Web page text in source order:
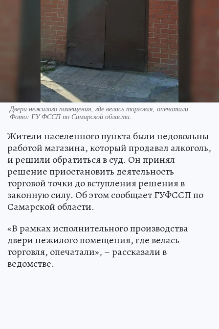
Двери нежилого помещения, где велась торговля, опечатали
Фото: ГУ ФССП по Самарской области.
Жители населенного пункта были недовольны
работой магазина, который продавал алкоголь,
и решили обратиться в суд. Он принял
решение приостановить деятельность
торговой точки до вступления решения в
законную силу. Об этом сообщает ГУФССП по
Самарской области.
«В рамках исполнительного производства
двери нежилого помещения, где велась
торговля, опечатали», – рассказали в
ведомстве.